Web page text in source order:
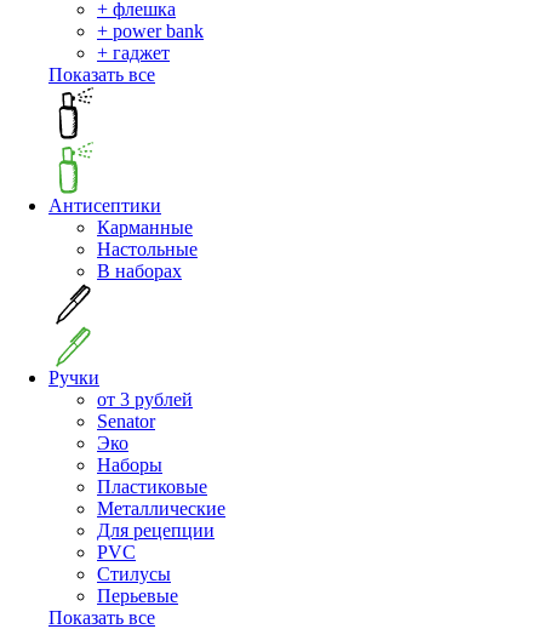
+ флешка
+ power bank
+ гаджет
Показать все
Антисептики
Карманные
Настольные
В наборах
Ручки
от 3 рублей
Senator
Эко
Наборы
Пластиковые
Металлические
Для рецепции
PVC
Стилусы
Перьевые
Показать все